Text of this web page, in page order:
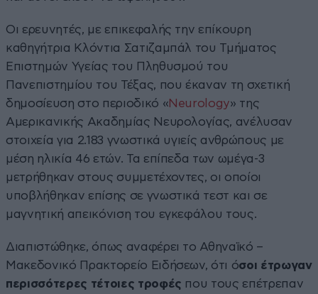
Οι ερευνητές, με επικεφαλής την επίκουρη
καθηγήτρια Κλόντια Σατιζαμπάλ του Τμήματος
Επιστημών Υγείας του Πληθυσμού του
Πανεπιστημίου του Τέξας, που έκαναν τη σχετική
δημοσίευση στο περιοδικό «Neurology» της
Αμερικανικής Ακαδημίας Νευρολογίας, ανέλυσαν
στοιχεία για 2.183 γνωστικά υγιείς ανθρώπους με
μέση ηλικία 46 ετών. Τα επίπεδα των ωμέγα-3
μετρήθηκαν στους συμμετέχοντες, οι οποίοι
υποβλήθηκαν επίσης σε γνωστικά τεστ και σε
μαγνητική απεικόνιση του εγκεφάλου τους.
Διαπιστώθηκε, όπως αναφέρει το Αθηναϊκό –
Μακεδονικό Πρακτορείο Ειδήσεων, ότι όσοι έτρωγαν
περισσότερες τέτοιες τροφές που τους επέτρεπαν